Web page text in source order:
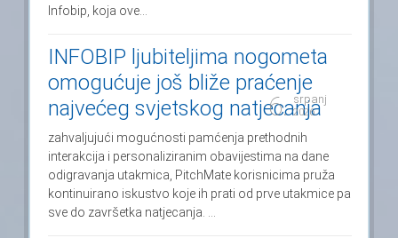
Infobip, koja ove...
6. srpanj
2026.
INFOBIP ljubiteljima nogometa
omogućuje još bliže praćenje
najvećeg svjetskog natjecanja
zahvaljujući mogućnosti pamćenja prethodnih
interakcija i personaliziranim obavijestima na dane
odigravanja utakmica, PitchMate korisnicima pruža
kontinuirano iskustvo koje ih prati od prve utakmice pa
sve do završetka natjecanja. ...